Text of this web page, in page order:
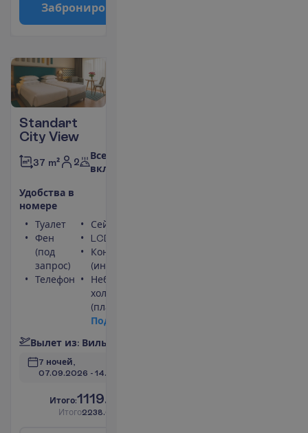
Заброниро
Standart
City View
37 m² 2
Все
включено
Удобства в
номере
Туалет
Фен
(под
запрос)
Телефон
Сейф
LCD телевизор
Кондиционер
(индивидуальный)
Небольшой
холодильник
(платно)
Под
Вылет из: Виль
7 ночей,
07.09.2026 - 14.09.2026
И того:1119.00
Итого2238.00